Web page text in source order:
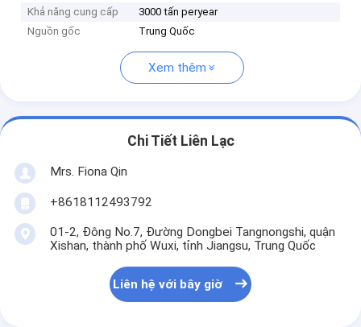
Khả năng cung cấp
3000 tấn peryear
Nguồn gốc
Trung Quốc
Xem thêm
Chi Tiết Liên Lạc
Mrs. Fiona Qin
+8618112493792
01-2, Đông No.7, Đường Dongbei Tangnongshi, quận
Xishan, thành phố Wuxi, tỉnh Jiangsu, Trung Quốc
Liên hệ với bây giờ